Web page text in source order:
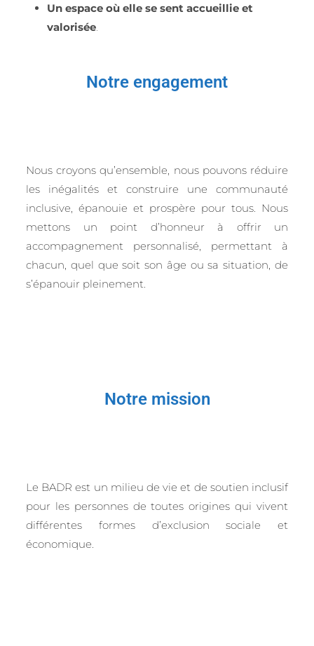
Un espace où elle se sent accueillie et
valorisée.
Notre engagement
Nous croyons qu’ensemble, nous pouvons réduire
les inégalités et construire une communauté
inclusive, épanouie et prospère pour tous. Nous
mettons un point d’honneur à offrir un
accompagnement personnalisé, permettant à
chacun, quel que soit son âge ou sa situation, de
s’épanouir pleinement.
Notre mission
Le BADR est un milieu de vie et de soutien inclusif
pour les personnes de toutes origines qui vivent
différentes formes d’exclusion sociale et
économique.